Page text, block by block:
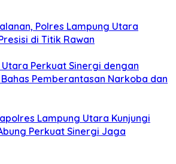
Polres Lampung Utara
di Titik Rawan
Perkuat Sinergi dengan
Pemberantasan Narkoba dan
Lampung Utara Kunjungi
Perkuat Sinergi Jaga